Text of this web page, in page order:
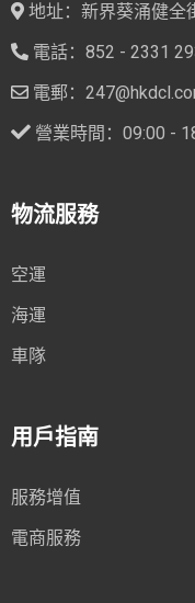
地址：新界葵涌健全
電話：852 - 2331
電郵：
營業時間：09:00 -
物流服務
空運
海運
車隊
用戶指南
服務增值
電商服務